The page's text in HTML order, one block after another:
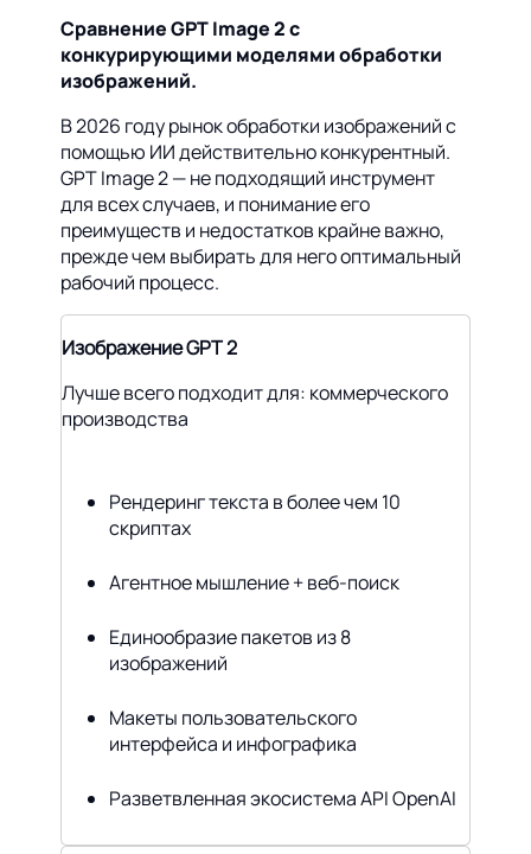
Сравнение GPT Image 2 с
конкурирующими моделями обработки
изображений.
В 2026 году рынок обработки изображений с
помощью ИИ действительно конкурентный.
GPT Image 2 — не подходящий инструмент
для всех случаев, и понимание его
преимуществ и недостатков крайне важно,
прежде чем выбирать для него оптимальный
рабочий процесс.
Изображение GPT 2
Лучше всего подходит для: коммерческого
производства
Рендеринг текста в более чем 10
скриптах
Агентное мышление + веб-поиск
Единообразие пакетов из 8
изображений
Макеты пользовательского
интерфейса и инфографика
Разветвленная экосистема API OpenAI